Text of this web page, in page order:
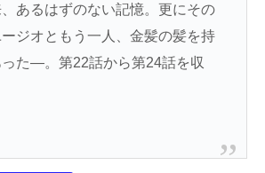
あるはずのない記憶。更にその
ジオともう一人、金髪の髪を持
た―。第22話から第24話を収